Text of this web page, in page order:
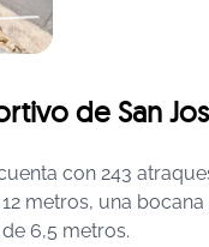
de San
con 243
metros, una
6,5 metros.